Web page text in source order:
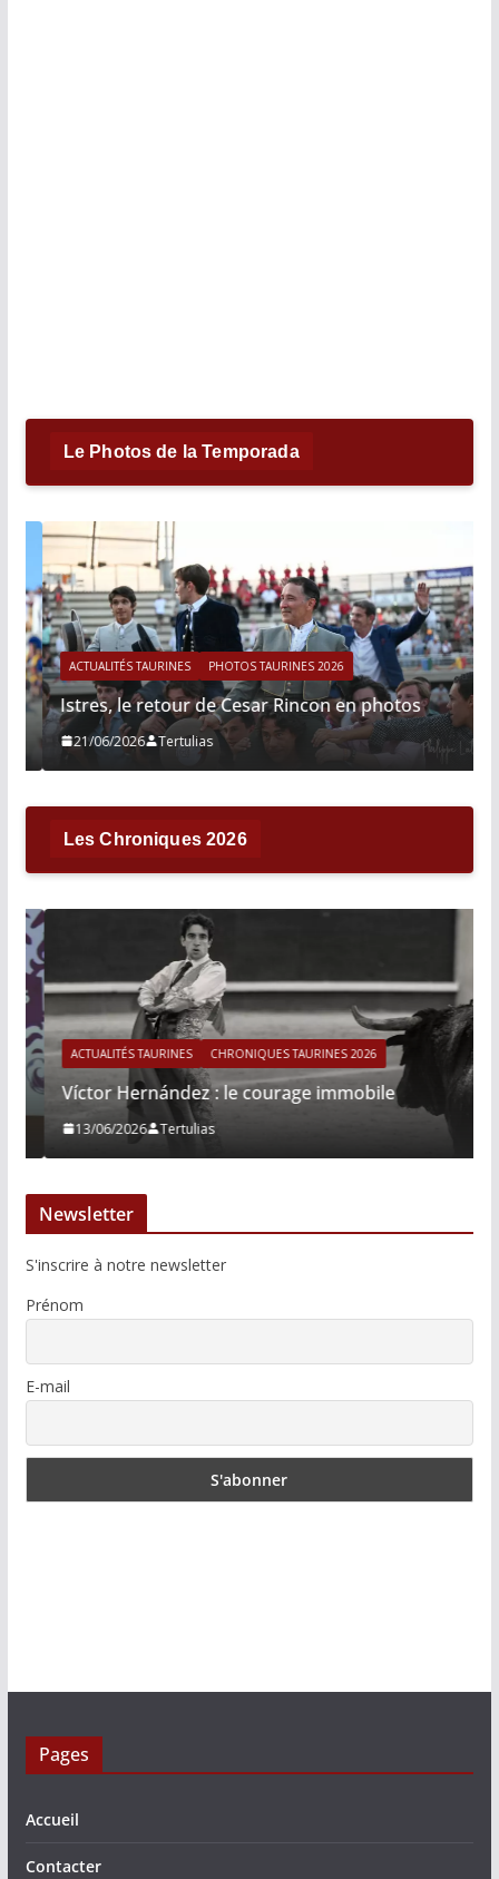
Le Photos de la Temporada
ACTUALITÉS TAURINES PHOTOS TAURINES 2026
Istres, le retour de Cesar Rincon en photos
21/06/2026 Tertulias
Les Chroniques 2026
ACTUALITÉS TAURINES CHRONIQUES TAURINES 2026
Víctor Hernández : le courage immobile
13/06/2026 Tertulias
Newsletter
S'inscrire à notre newsletter
Prénom
E-mail
Pages
Accueil
Contacter